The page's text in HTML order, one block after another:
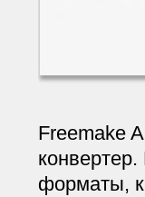
Freemake
форматы,